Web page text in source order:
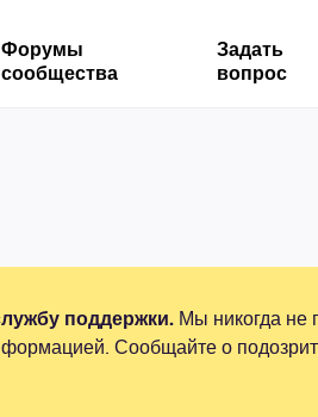
Форумы
сообщества
Задать
вопрос
поддержки. Мы никогда не
Сообщайте о